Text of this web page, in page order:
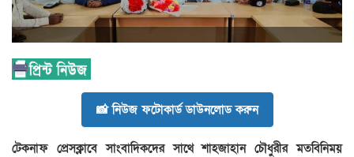
📸 নিউজ ফটোকার্ড ডাউনলোড করুন
টেকনাফ প্রেসক্লাবে সাংবাদিকদের সাথে শাহজাহান চৌধুরীর মতবিনিময়